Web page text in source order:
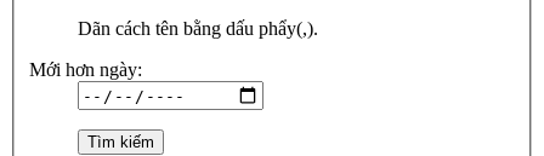
Dãn cách tên bằng dấu phẩy(,).
Mới hơn ngày: